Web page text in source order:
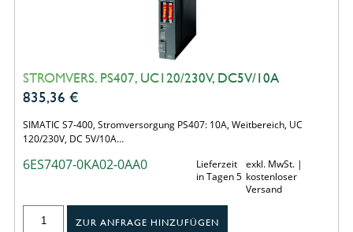
STROMVERS. PS407, UC120/230V, DC5V/10A
835,36 €
SIMATIC S7-400, Stromversorgung PS407: 10A, Weitbereich, UC
120/230V, DC 5V/10A…
6ES7407-0KA02-0AA0
Lieferzeit
in Tagen 5
exkl. MwSt. |
kostenloser
Versand
ZUR ANFRAGE HINZUFÜGEN